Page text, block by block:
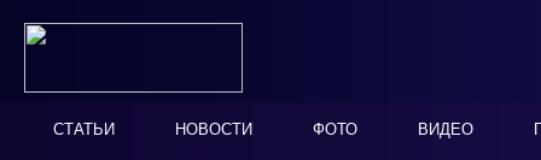
СТАТЬИ НОВОСТИ ФОТО ВИДЕО